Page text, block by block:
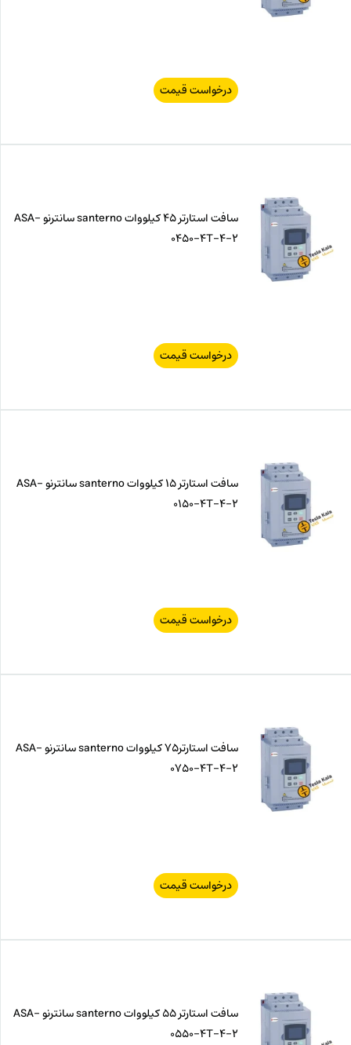
درخواست قیمت
سافت استارتر 45 کیلووات santerno سانترنو ASA-
0450-4T-4-2
درخواست قیمت
سافت استارتر 15 کیلووات santerno سانترنو ASA-
0150-4T-4-2
درخواست قیمت
سافت استارتر75 کیلووات santerno سانترنو ASA-
0750-4T-4-2
درخواست قیمت
سافت استارتر 55 کیلووات santerno سانترنو ASA-
0550-4T-4-2